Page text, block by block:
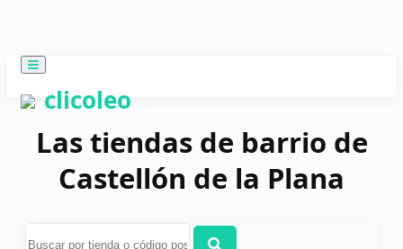
clicoleo
Las tiendas de barrio de
Castellón de la Plana